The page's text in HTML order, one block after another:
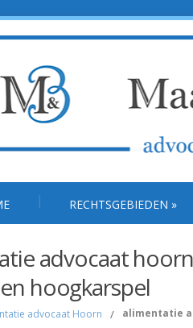
RECHTSGEBIEDEN »
advocaat
hoogkarspel
advocaat Hoorn / alimentatie